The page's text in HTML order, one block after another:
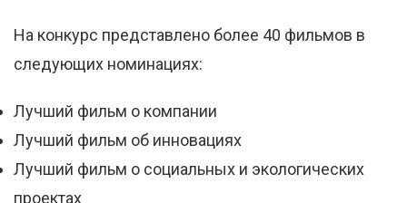
На конкурс представлено более 40 фильмов в
следующих номинациях:
Лучший фильм о компании
Лучший фильм об инновациях
Лучший фильм о социальных и экологических
проектах